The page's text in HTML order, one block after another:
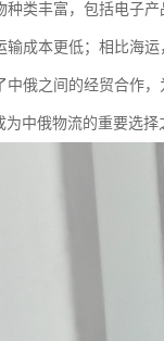
类丰富，包括电子
成本更低；相比海
俄之间的经贸合作
中俄物流的重要选择